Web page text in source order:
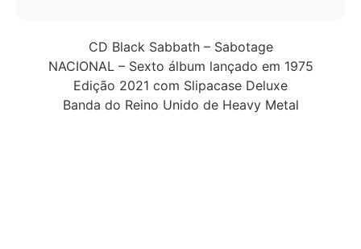
CD Black Sabbath – Sabotage
NACIONAL – Sexto álbum lançado em 1975
Edição 2021 com Slipacase Deluxe
Banda do Reino Unido de Heavy Metal